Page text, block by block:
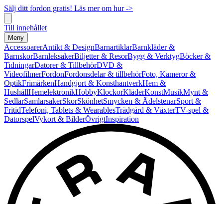
Sälj ditt fordon gratis! Läs mer om hur ->
Till innehållet
Meny
AccessoarerAntikt & DesignBarnartiklarBarnkläder &
BarnskorBarnleksakerBiljetter & ResorBygg & VerktygBöcker &
TidningarDatorer & TillbehörDVD &
VideofilmerFordonFordonsdelar & tillbehörFoto, Kameror &
OptikFrimärkenHandgjort & KonsthantverkHem &
HushållHemelektronikHobbyKlockorKläderKonstMusikMynt &
SedlarSamlarsakerSkorSkönhetSmycken & ÄdelstenarSport &
FritidTelefoni, Tablets & WearablesTrädgård & VäxterTV-spel &
DatorspelVykort & BilderÖvrigtInspiration